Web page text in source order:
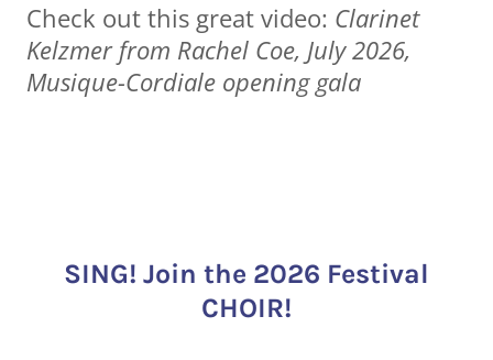
Check out this great video: Clarinet
Kelzmer from Rachel Coe, July 2026,
Musique-Cordiale opening gala
SING! Join the 2026 Festival
CHOIR!